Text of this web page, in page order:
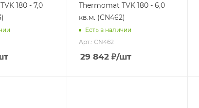
180 - 7,0
Thermomat TVK 180 - 6,0
кв.м. (CN462)
Есть в наличии
Арт.: CN462
29 842₽/шт